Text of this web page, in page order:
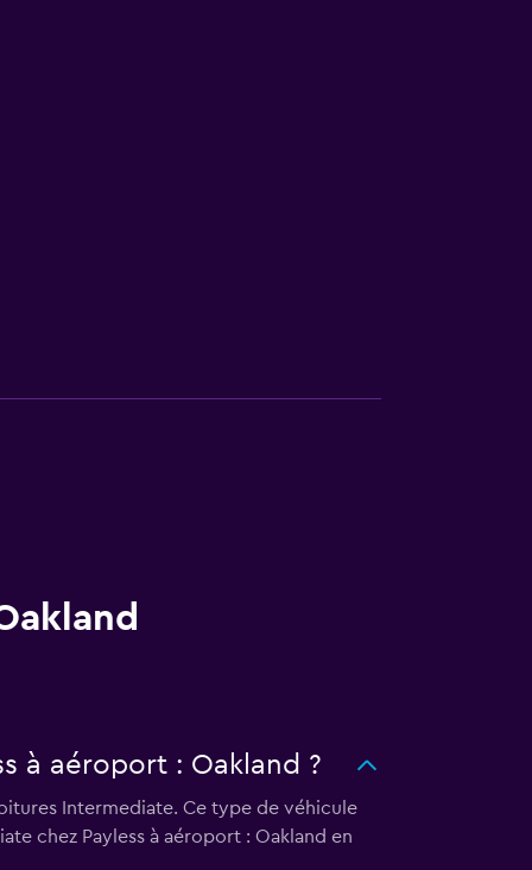
à aéroport : Oakland ?
Intermediate. Ce type de véhicule
chez Payless à aéroport : Oakland en